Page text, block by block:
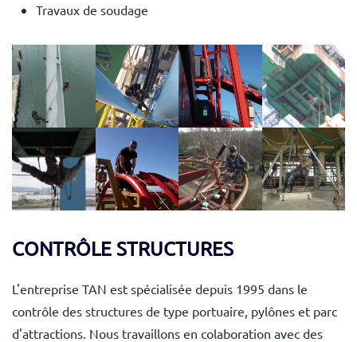
Travaux de soudage
voir voir voir voir
voir voir voir voir
CONTRÔLE STRUCTURES
L'entreprise TAN est spécialisée depuis 1995 dans le
contrôle des structures de type portuaire, pylônes et parc
d'attractions. Nous travaillons en colaboration avec des